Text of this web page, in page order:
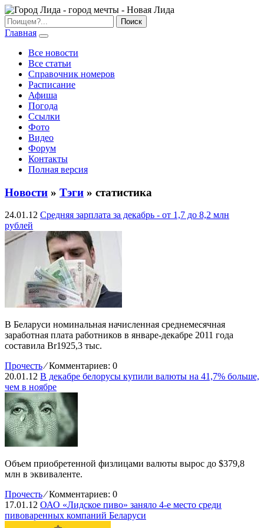
Главная
Все новости
Все статьи
Справочник номеров
Расписание
Афиша
Погода
Ссылки
Фото
Видео
Форум
Контакты
Полная версия
Новости » Тэги » статистика
24.01.12 Средняя зарплата за декабрь - от 1,7 до 8,2 млн
рублей
В Беларуси номинальная начисленная среднемесячная
заработная плата работников в январе-декабре 2011 года
составила Br1925,3 тыс.
Прочесть ⁄Комментариев: 0
20.01.12 В декабре белорусы купили валюты на 41,7% больше,
чем в ноябре
Объем приобретенной физлицами валюты вырос до $379,8
млн в эквиваленте.
Прочесть ⁄Комментариев: 0
17.01.12 ОАО «Лидское пиво» заняло 4-е место среди
пивоваренных компаний Беларуси